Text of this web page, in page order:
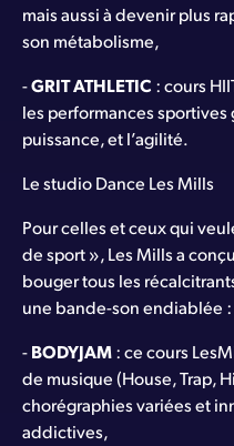
mais aussi à devenir plus
son métabolisme,
-GRIT ATHLETIC : cours
les performances sportives
puissance, et l’agilité.
Le studio Dance Les Mills
Pour celles et ceux qui
de sport », Les Mills a
bouger tous les
une bande-son endiablée :
-BODYJAM: ce cours
de musique (House, Trap,
chorégraphies variées et
addictives,